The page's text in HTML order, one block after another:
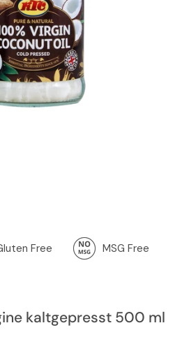
Free MSG Free
kaltgepresst 500 ml